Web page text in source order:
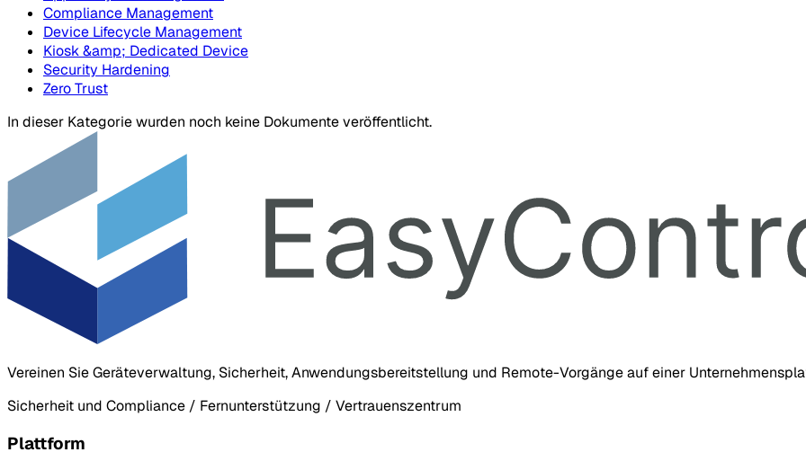
Compliance Management
Device Lifecycle Management
Kiosk &amp; Dedicated Device
Security Hardening
Zero Trust
In dieser Kategorie wurden noch keine Dokumente veröffentlicht.
Vereinen Sie Geräteverwaltung, Sicherheit, Anwendungsbereitstellung und Remote-Vorgänge auf einer
Sicherheit und Compliance / Fernunterstützung / Vertrauenszentrum
Plattform